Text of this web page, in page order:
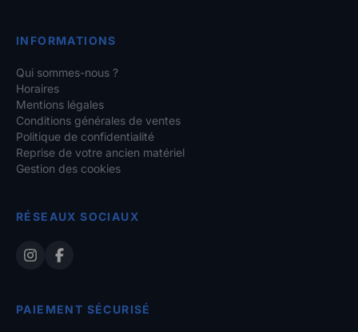
INFORMATIONS
Qui sommes-nous ?
Horaires
Mentions légales
Conditions générales de ventes
Politique de confidentialité
Reprise de votre ancien matériel
Gestion des cookies
RÉSEAUX SOCIAUX
PAIEMENT SÉCURISÉ